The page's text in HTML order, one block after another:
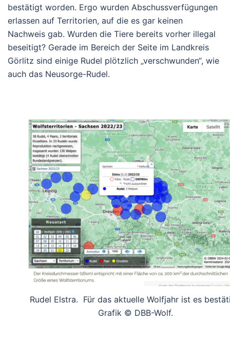
bestätigt worden. Ergo wurden Abschussverfügungen
erlassen auf Territorien, auf die es gar keinen
Nachweis gab. Wurden die Tiere bereits vorher illegal
beseitigt? Gerade im Bereich der Seite im Landkreis
Görlitz sind einige Rudel plötzlich „verschwunden“, wie
auch das Neusorge-Rudel.
Rudel Elstra. Für das aktuelle Wolfjahr ist es
Grafik © DBB-Wolf.